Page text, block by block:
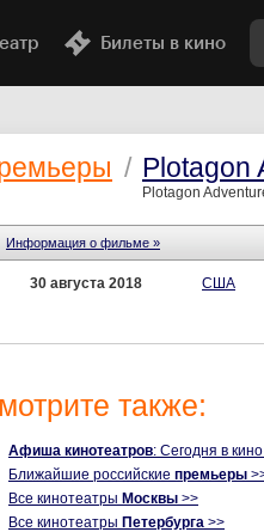
Билеты в кино
/ Plotagon
Plotagon
Информация о фильме »
30 августа 2018 США
также:
Афиша кинотеатров: Сегодня в
Ближайшие российские премьеры
Все кинотеатры Москвы >>
Все кинотеатры Петербурга >>